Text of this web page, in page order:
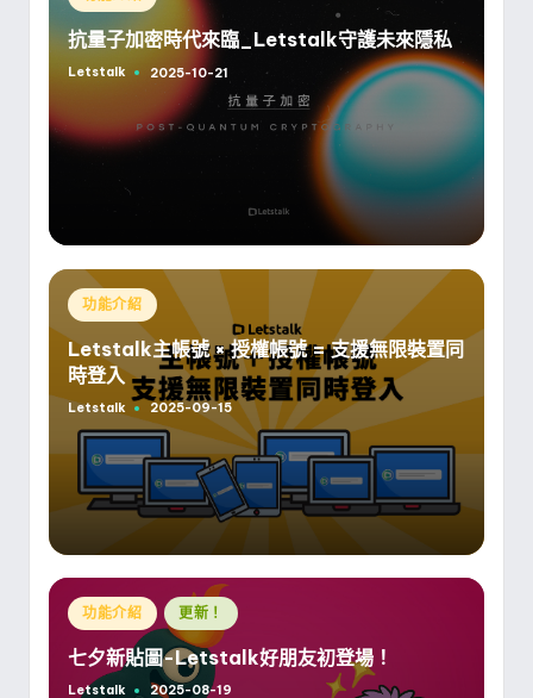
in
抗量子加密時代來臨_Letstalk守護未來隱私
Posted
Letstalk 2025-10-21
Posted
in
功能介紹
Letstalk主帳號 × 授權帳號 = 支援無限裝置同
時登入
Posted
by
Letstalk 2025-09-15
Posted
in
功能介紹 更新！
七夕新貼圖-Letstalk好朋友初登場！
Letstalk 2025-08-19